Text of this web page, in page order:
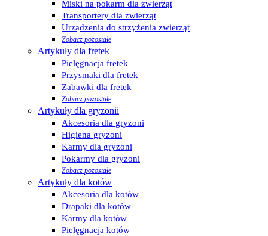
Miski na pokarm dla zwierząt
Transportery dla zwierząt
Urządzenia do strzyżenia zwierząt
Zobacz pozostałe
Artykuły dla fretek
Pielęgnacja fretek
Przysmaki dla fretek
Zabawki dla fretek
Zobacz pozostałe
Artykuły dla gryzonii
Akcesoria dla gryzoni
Higiena gryzoni
Karmy dla gryzoni
Pokarmy dla gryzoni
Zobacz pozostałe
Artykuły dla kotów
Akcesoria dla kotów
Drapaki dla kotów
Karmy dla kotów
Pielęgnacja kotów